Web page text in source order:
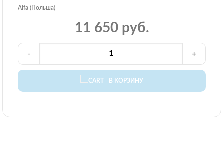
Alfa (Польша)
11 650 руб.
В КОРЗИНУ
- +